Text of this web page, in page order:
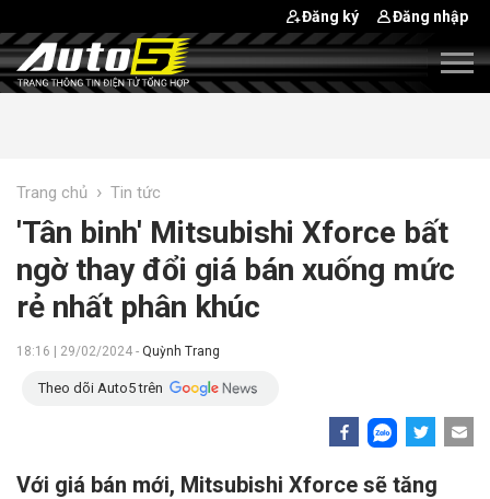
Đăng ký Đăng nhập
Trang chủ › Tin tức
'Tân binh' Mitsubishi Xforce bất
ngờ thay đổi giá bán xuống mức
rẻ nhất phân khúc
18:16 | 29/02/2024 - Quỳnh Trang
Theo dõi Auto5 trên
Với giá bán mới, Mitsubishi Xforce sẽ tăng